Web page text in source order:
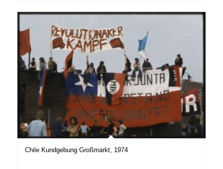
Chile Kundgebung Großmarkt, 1974